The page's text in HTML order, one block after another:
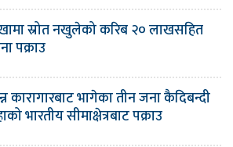
स्रोत नखुलेको करिब २० लाखसहित
पक्राउ
कारागारबाट भागेका तीन जना कैदिबन्दी
भारतीय सीमाक्षेत्रबाट पक्राउ